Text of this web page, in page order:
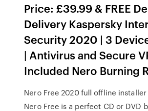
Price: £39.99 & FREE
Delivery Kaspersky
Security 2020 | 3
| Antivirus and Secure
Included Nero Burning
Nero Free 2020 full offline
Nero Free is a perfect CD or DVD